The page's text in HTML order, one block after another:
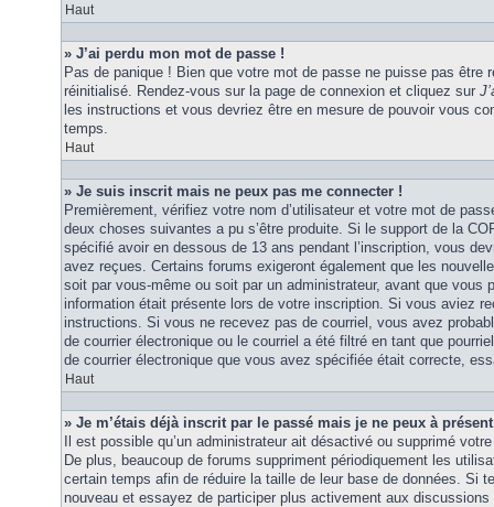
Haut
» J’ai perdu mon mot de passe !
Pas de panique ! Bien que votre mot de passe ne puisse pas être
réinitialisé. Rendez-vous sur la page de connexion et cliquez sur
les instructions et vous devriez être en mesure de pouvoir vous
temps.
Haut
» Je suis inscrit mais ne peux pas me connecter !
Premièrement, vérifiez votre nom d’utilisateur et votre mot de
deux choses suivantes a pu s’être produite. Si le support de la
spécifié avoir en dessous de 13 ans pendant l’inscription, vous
avez reçues. Certains forums exigeront également que les
soit par vous-même ou soit par un administrateur, avant que vous
information était présente lors de votre inscription. Si vous aviez
instructions. Si vous ne recevez pas de courriel, vous avez
de courrier électronique ou le courriel a été filtré en tant que
de courrier électronique que vous avez spécifiée était correcte,
Haut
» Je m’étais déjà inscrit par le passé mais je ne peux à
Il est possible qu’un administrateur ait désactivé ou supprimé
De plus, beaucoup de forums suppriment périodiquement les
certain temps afin de réduire la taille de leur base de données. Si
nouveau et essayez de participer plus activement aux